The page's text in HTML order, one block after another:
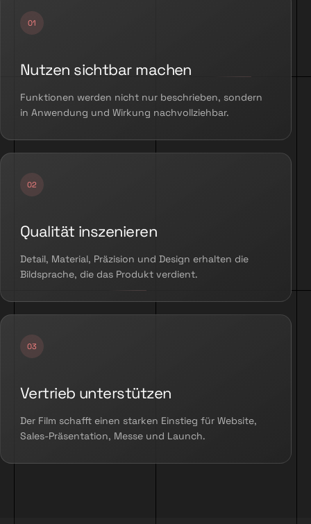
Nutzen sichtbar machen
Funktionen werden nicht nur beschrieben, sondern
in Anwendung und Wirkung nachvollziehbar.
Qualität inszenieren
Detail, Material, Präzision und Design erhalten die
Bildsprache, die das Produkt verdient.
Vertrieb unterstützen
Der Film schafft einen starken Einstieg für Website,
Sales-Präsentation, Messe und Launch.